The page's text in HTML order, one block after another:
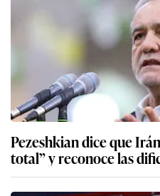
Pezeshkian dice que
total” y reconoce las